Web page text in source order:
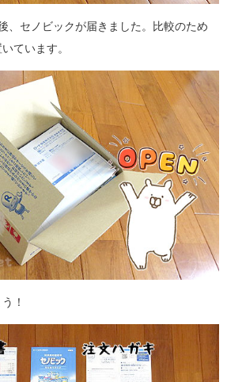
、セノビックが届きました。比較のため
ています。
！